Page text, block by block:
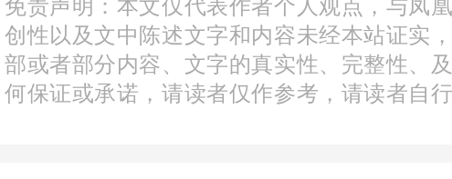
（一）健全职务科技成果产
开展赋予科研人员职务科技
免责声明：本文仅代表作者个人观点，与凤
创性以及文中陈述文字和内容未经本站证实
部或者部分内容、文字的真实性、完整性、
何保证或承诺，请读者仅作参考，请读者自